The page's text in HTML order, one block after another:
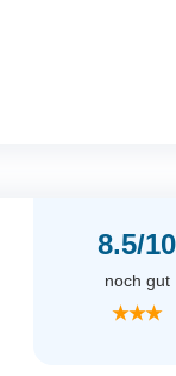
8.5/10
noch gut
★★★